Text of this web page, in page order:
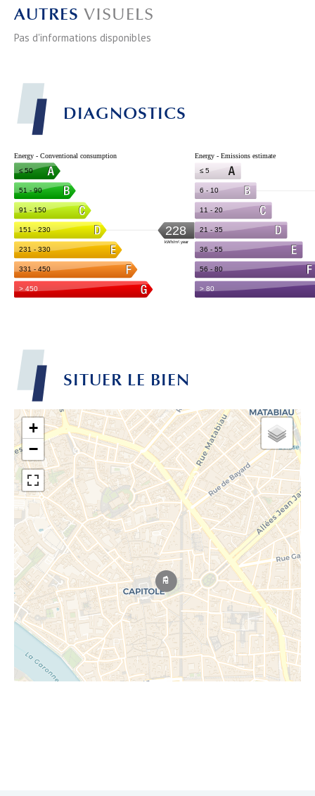
AUTRES VISUELS
Pas d'informations disponibles
DIAGNOSTICS
SITUER LE BIEN
+
−